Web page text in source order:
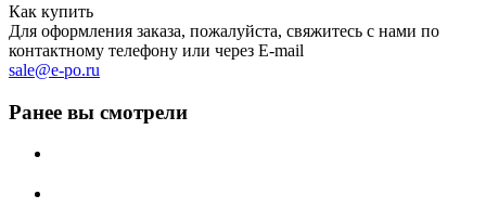
Как купить
Для оформления заказа, пожалуйста, свяжитесь с нами по
контактному телефону или через E-mail
sale@e-po.ru
Ранее вы смотрели